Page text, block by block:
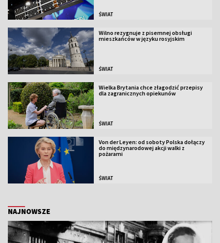
ŚWIAT
Wilno rezygnuje z pisemnej obsługi
mieszkańców w języku rosyjskim
ŚWIAT
Wielka Brytania chce złagodzić przepisy
dla zagranicznych opiekunów
ŚWIAT
Von der Leyen: od soboty Polska dołączy
do międzynarodowej akcji walki z
pożarami
ŚWIAT
NAJNOWSZE